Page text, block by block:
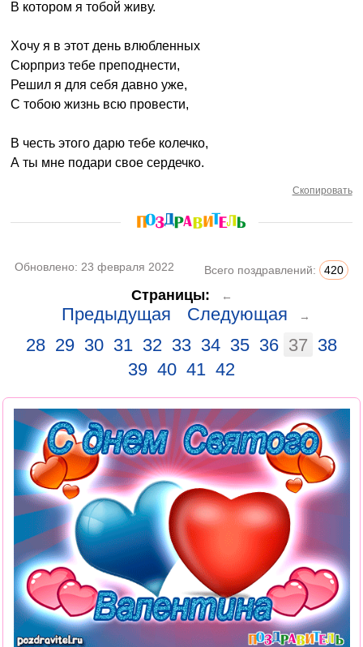
В котором я тобой живу.
Хочу я в этот день влюбленных
Сюрприз тебе преподнести,
Решил я для себя давно уже,
С тобою жизнь всю провести,
В честь этого дарю тебе колечко,
А ты мне подари свое сердечко.
Скопировать
Обновлено: 23 февраля 2022 Всего поздравлений: 420
Страницы: ←
Предыдущая Следующая →
28 29 30 31 32 33 34 35 36 37 38
39 40 41 42